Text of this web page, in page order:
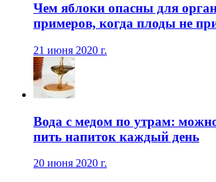
Чем яблоки опасны для
примеров, когда плоды не
21 июня 2020 г.
Вода с медом по утрам:
пить напиток каждый день
20 июня 2020 г.